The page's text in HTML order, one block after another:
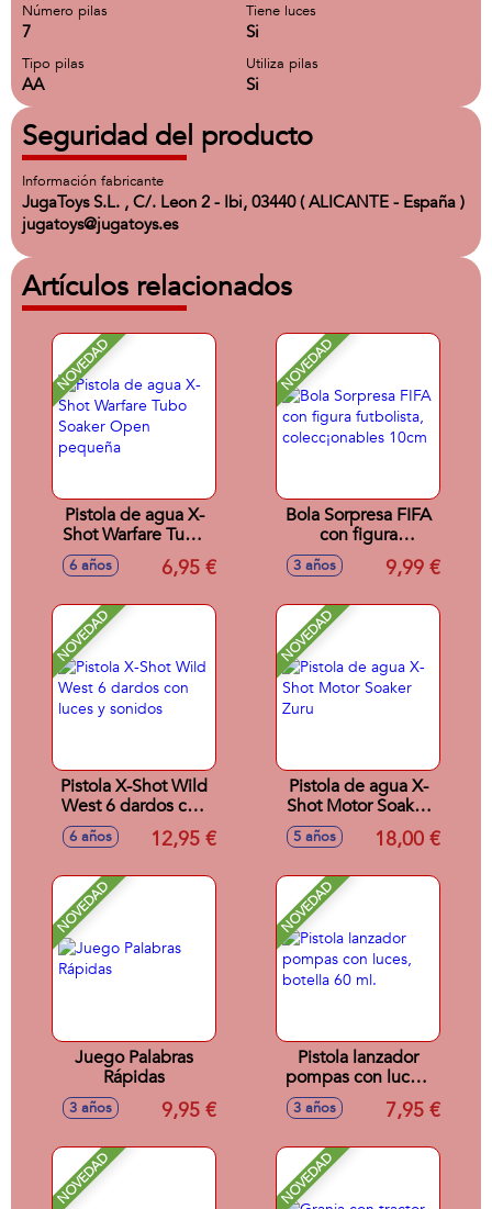
Número pilas
7
Tiene luces
Si
Tipo pilas
AA
Utiliza pilas
Si
Seguridad del producto
Información fabricante
JugaToys S.L. , C/. Leon 2 - Ibi, 03440 ( ALICANTE - España )
jugatoys@jugatoys.es
Artículos relacionados
NOVEDAD
Pistola de agua X-
Shot Warfare Tubo
Soaker Open
pequeña
6 años 6,95 €
NOVEDAD
Bola Sorpresa FIFA
con figura
futbolista,
colecc¡onables
3 años 9,99 €
NOVEDAD
Pistola X-Shot Wild
West 6 dardos con
luces y sonidos
6 años 12,95 €
NOVEDAD
Pistola de agua X-
Shot Motor Soaker
Zuru
5 años 18,00 €
NOVEDAD
Juego Palabras
Rápidas
3 años 9,95 €
NOVEDAD
Pistola lanzador
pompas con luces,
botella 60 ml.
3 años 7,95 €
NOVEDAD NOVEDAD